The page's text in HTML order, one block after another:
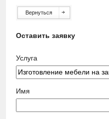
Вернуться
Оставить заявку
Услуга
Имя